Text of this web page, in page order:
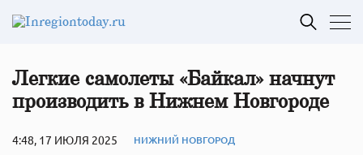
Легкие самолеты «Байкал» начнут
производить в Нижнем Новгороде
4:48, 17 ИЮЛЯ 2025 НИЖНИЙ НОВГОРОД